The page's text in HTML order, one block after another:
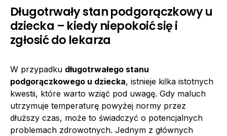
Długotrwały stan podgorączkowy u
dziecka – kiedy niepokoić się i
zgłosić do lekarza
W przypadku długotrwałego stanu
podgorączkowego u dziecka, istnieje kilka istotnych
kwestii, które warto wziąć pod uwagę. Gdy maluch
utrzymuje temperaturę powyżej normy przez
dłuższy czas, może to świadczyć o potencjalnych
problemach zdrowotnych. Jednym z głównych